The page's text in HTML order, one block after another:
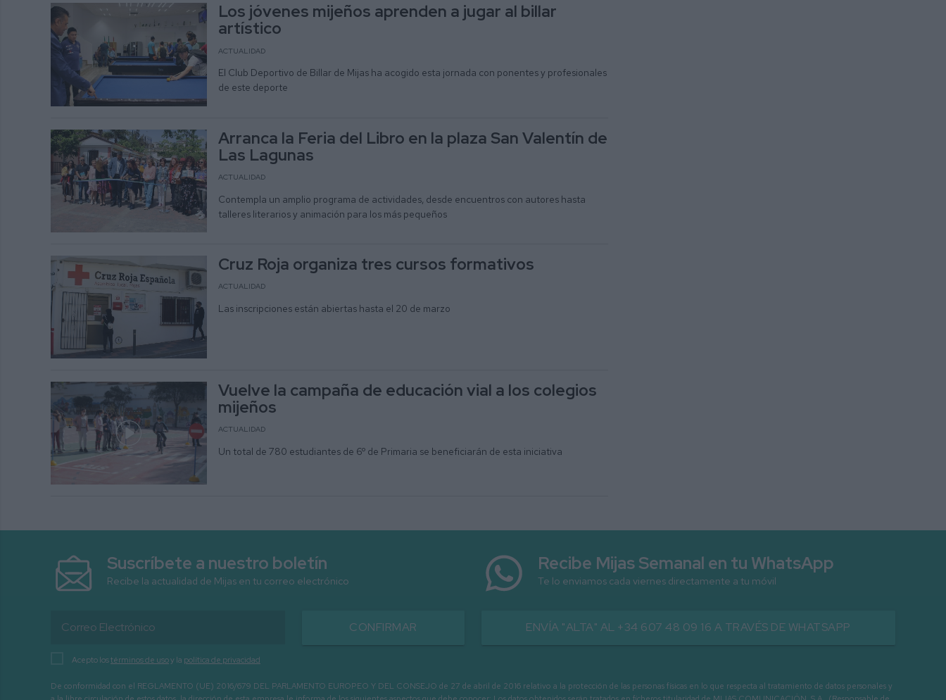
Los jóvenes mijeños aprenden a jugar al billar
artístico
ACTUALIDAD
El Club Deportivo de Billar de Mijas ha acogido esta jornada con ponentes y profesionales
de este deporte
Arranca la Feria del Libro en la plaza San Valentín de
Las Lagunas
ACTUALIDAD
Contempla un amplio programa de actividades, desde encuentros con autores hasta
talleres literarios y animación para los más pequeños
Cruz Roja organiza tres cursos formativos
ACTUALIDAD
Las inscripciones están abiertas hasta el 20 de marzo
Vuelve la campaña de educación vial a los colegios
mijeños
ACTUALIDAD
Un total de 780 estudiantes de 6º de Primaria se beneficiarán de esta iniciativa
Suscríbete a nuestro boletín
Recibe la actualidad de Mijas en tu correo electrónico
CONFIRMAR
Acepto lostérminos de usoy la política de privacidad
Recibe Mijas Semanal en tu WhatsApp
Te lo enviamos cada viernes directamente a tu móvil
ENVÍA "ALTA" AL +34 607 48 09 16 A TRAVÉS DE WHATSAPP
De conformidad con el REGLAMENTO (UE) 2016/679 DEL PARLAMENTO EUROPEO Y DEL CONSEJO de 27 de abril de 2016 relativo a la protección de las personas físicas en lo que respecta al tratamiento de datos personales y